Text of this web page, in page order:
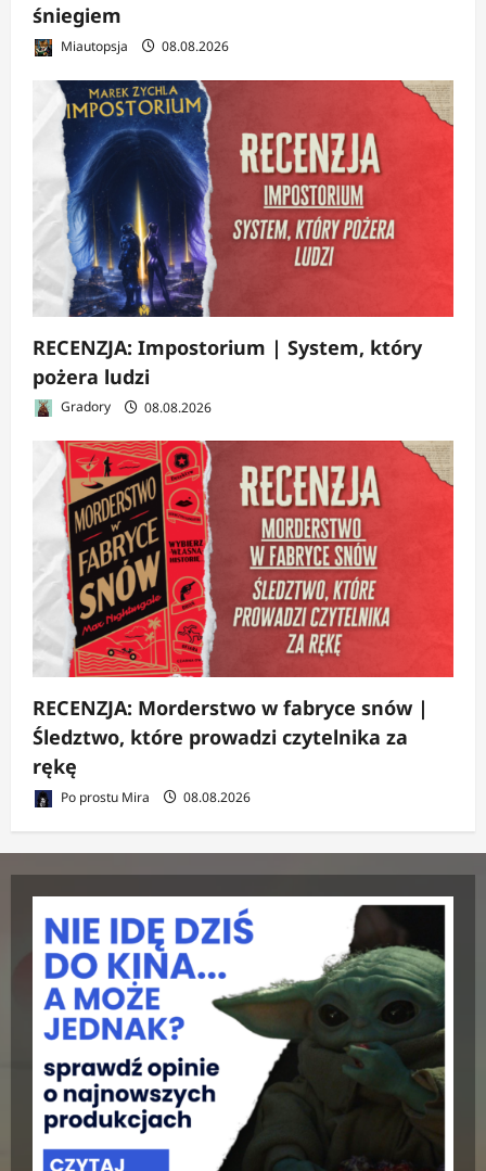
śniegiem
Miautopsja 08.08.2026
RECENZJA: Impostorium | System, który
pożera ludzi
Gradory 08.08.2026
RECENZJA: Morderstwo w fabryce snów |
Śledztwo, które prowadzi czytelnika za
rękę
Po prostu Mira 08.08.2026